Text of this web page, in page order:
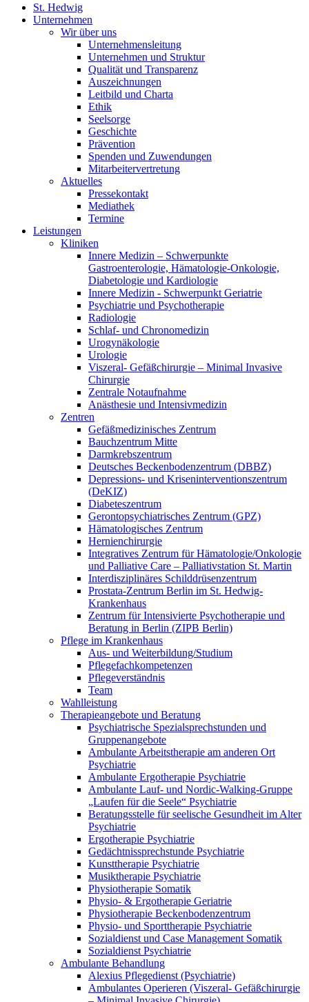
St. Hedwig
Unternehmen
Wir über uns
Unternehmensleitung
Unternehmen und Struktur
Qualität und Transparenz
Auszeichnungen
Leitbild und Charta
Ethik
Seelsorge
Geschichte
Prävention
Spenden und Zuwendungen
Mitarbeitervertretung
Aktuelles
Pressekontakt
Mediathek
Termine
Leistungen
Kliniken
Innere Medizin – Schwerpunkte
Gastroenterologie, Hämatologie-Onkologie,
Diabetologie und Kardiologie
Innere Medizin - Schwerpunkt Geriatrie
Psychiatrie und Psychotherapie
Radiologie
Schlaf- und Chronomedizin
Urogynäkologie
Urologie
Viszeral- Gefäßchirurgie – Minimal Invasive
Chirurgie
Zentrale Notaufnahme
Anästhesie und Intensivmedizin
Zentren
Gefäßmedizinisches Zentrum
Bauchzentrum Mitte
Darmkrebszentrum
Deutsches Beckenbodenzentrum (DBBZ)
Depressions- und Kriseninterventionszentrum
(DeKIZ)
Diabeteszentrum
Gerontopsychiatrisches Zentrum (GPZ)
Hämatologisches Zentrum
Hernienchirurgie
Integratives Zentrum für Hämatologie/Onkologie
und Palliative Care – Palliativstation St. Martin
Interdisziplinäres Schilddrüsenzentrum
Prostata-Zentrum Berlin im St. Hedwig-
Krankenhaus
Zentrum für Intensivierte Psychotherapie und
Beratung in Berlin (ZIPB Berlin)
Pflege im Krankenhaus
Aus- und Weiterbildung/Studium
Pflegefachkompetenzen
Pflegeverständnis
Team
Wahlleistung
Therapieangebote und Beratung
Psychiatrische Spezialsprechstunden und
Gruppenangebote
Ambulante Arbeitstherapie am anderen Ort
Psychiatrie
Ambulante Ergotherapie Psychiatrie
Ambulante Lauf- und Nordic-Walking-Gruppe
„Laufen für die Seele“ Psychiatrie
Beratungsstelle für seelische Gesundheit im Alter
Psychiatrie
Ergotherapie Psychiatrie
Gedächtnissprechstunde Psychiatrie
Kunsttherapie Psychiatrie
Musiktherapie Psychiatrie
Physiotherapie Somatik
Physio- & Ergotherapie Geriatrie
Physiotherapie Beckenbodenzentrum
Physio- und Sporttherapie Psychiatrie
Sozialdienst und Case Management Somatik
Sozialdienst Psychiatrie
Ambulante Behandlung
Alexius Pflegedienst (Psychiatrie)
Ambulantes Operieren (Viszeral- Gefäßchirurgie